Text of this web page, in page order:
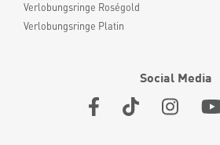
Verlobungsringe Roségold
Verlobungsringe Platin
Social Media